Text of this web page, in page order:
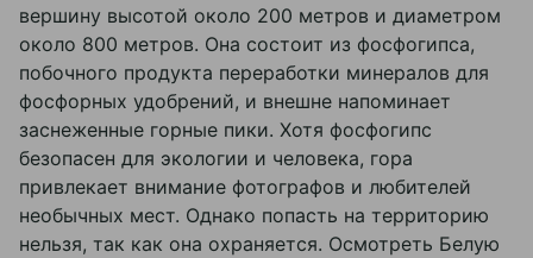
вершину высотой около 200 метров и диаметром
около 800 метров. Она состоит из фосфогипса,
побочного продукта переработки минералов для
фосфорных удобрений, и внешне напоминает
заснеженные горные пики. Хотя фосфогипс
безопасен для экологии и человека, гора
привлекает внимание фотографов и любителей
необычных мест. Однако попасть на территорию
нельзя, так как она охраняется. Осмотреть Белую